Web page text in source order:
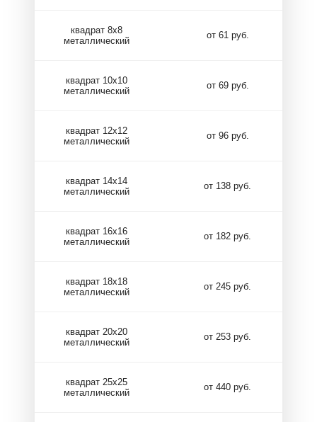
квадрат 8х8
металлический
от 61 руб.
квадрат 10х10
металлический
от 69 руб.
квадрат 12х12
металлический
от 96 руб.
квадрат 14х14
металлический
от 138 руб.
квадрат 16х16
металлический
от 182 руб.
квадрат 18х18
металлический
от 245 руб.
квадрат 20х20
металлический
от 253 руб.
квадрат 25х25
металлический
от 440 руб.